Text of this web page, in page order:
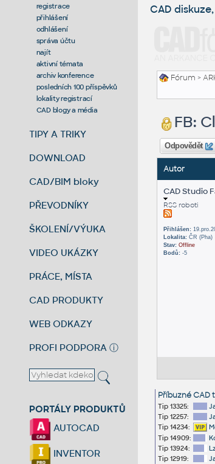
registrace
přihlášení
odhlášení
správa účtu
najít
aktivní témata
archiv konference
posledních 100 příspěvků
lokality registrací
CAD blogy a média
TIPY A TRIKY
DOWNLOAD
CAD/BIM bloky
PŘEVODNÍKY
ŠKOLENÍ/VÝUKA
VIDEO UKÁZKY
PRÁCE, MÍSTA
CAD PRODUKTY
WEB ODKAZY
PROFI PODPORA ⓘ
PORTÁLY PRODUKTŮ
AUTOCAD
INVENTOR
CAD
Fórum >
FB:
Odpovědět
Autor
CAD Studio
RSS roboti
Přihlášen:
Lokalita:ČR (Pha)
Stav: Offline
Bodů:-5
Příbuzné CAD
Tip 13325:
Tip 12257:
Tip 14234:
Tip 14909:
Tip 13924:
Tip 12919: